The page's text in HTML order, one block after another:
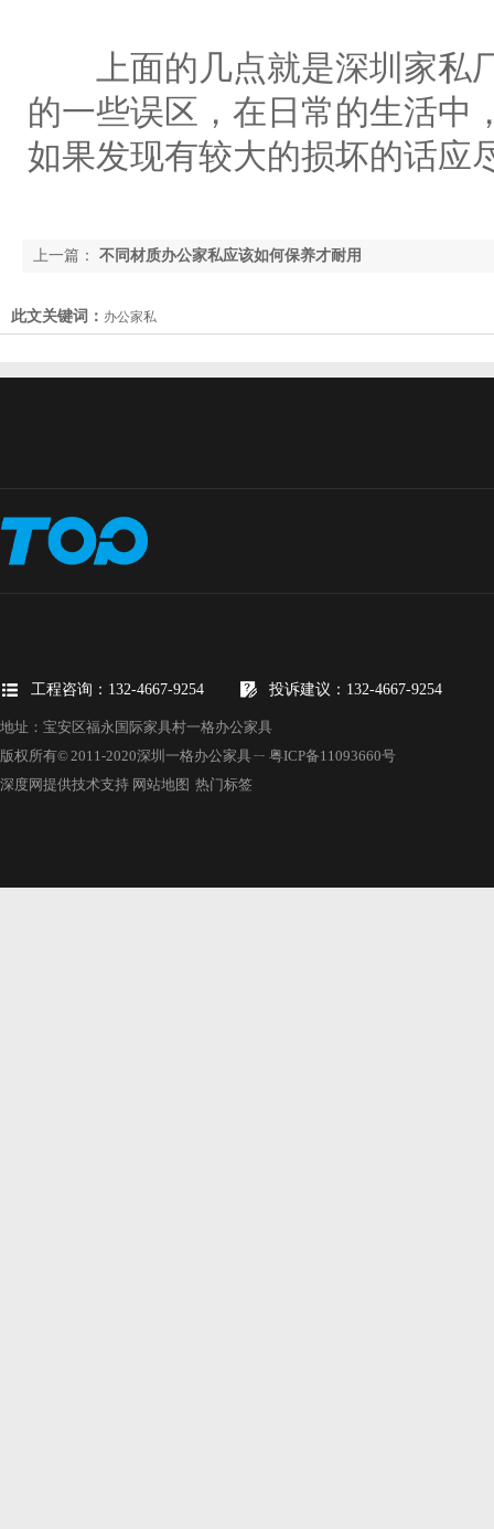
上面的几点就是深圳家私
的一些误区，在日常的生活中
如果发现有较大的损坏的话应
上一篇： 不同材质办公家私应该如何保养才耐用
此文关键词： 办公家私
工程咨询：132-4667-9254 投诉建议：132-4667-9254
地址：宝安区福永国际家具村一格办公家具
版权所有© 2011-2020深圳一格办公家具 ㄧ 粤ICP备11093660号
深度网提供技术支持 网站地图 热门标签